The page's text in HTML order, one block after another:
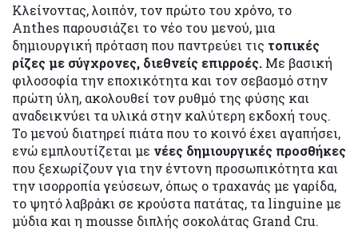
Κλείνοντας, λοιπόν, τον πρώτο του χρόνο, το
Anthes παρουσιάζει το νέο του μενού, μια
δημιουργική πρόταση που παντρεύει τις τοπικές
ρίζες με σύγχρονες, διεθνείς επιρροές. Με βασική
φιλοσοφία την εποχικότητα και τον σεβασμό στην
πρώτη ύλη, ακολουθεί τον ρυθμό της φύσης και
αναδεικνύει τα υλικά στην καλύτερη εκδοχή τους.
Το μενού διατηρεί πιάτα που το κοινό έχει αγαπήσει,
ενώ εμπλουτίζεται με νέες δημιουργικές προσθήκες
που ξεχωρίζουν για την έντονη προσωπικότητα και
την ισορροπία γεύσεων, όπως ο τραχανάς με γαρίδα,
το ψητό λαβράκι σε κρούστα πατάτας, τα linguine με
μύδια και η mousse διπλής σοκολάτας Grand Cru.